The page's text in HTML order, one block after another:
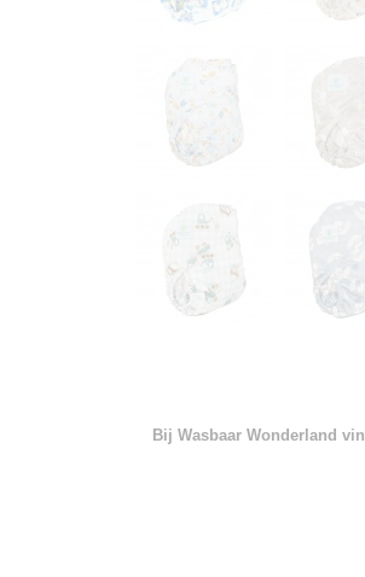
Bij Wasbaar Wonderland